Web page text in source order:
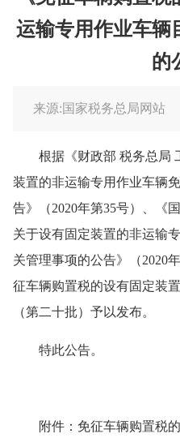
运输专用作业车辆
的
来源:国家税务总局网站
根据 《财政部 税务总局
装置的非运输专用作业车辆
告》
（2020年第35号）、
《
关于设有固定装置的非运输
关管理事项的公告》
（2020
征车辆购置税的设有固定装
（第二十批）予以发布。
特此公告。
附件：免征车辆购置税